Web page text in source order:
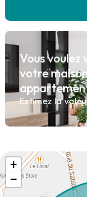
Vous voulez
votre
Estimez la
+
−